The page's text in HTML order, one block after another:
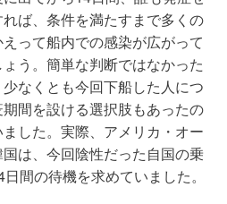
ば、条件を満たすまで多くの
って船内での感染が広がって
う。簡単な判断ではなかった
なくとも今回下船した人につ
間を設ける選択肢もあったの
した。実際、アメリカ・オー
は、今回陰性だった自国の乗
間の待機を求めていました。